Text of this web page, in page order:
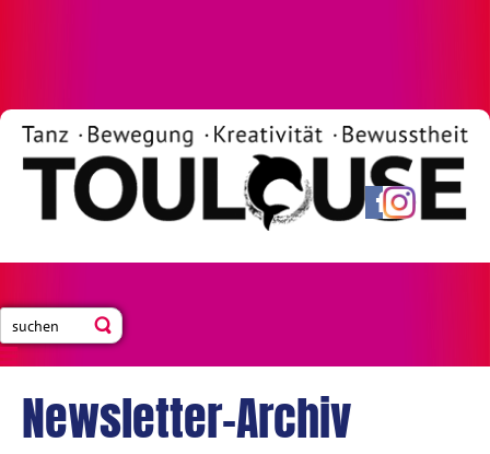
Newsletter-Archiv